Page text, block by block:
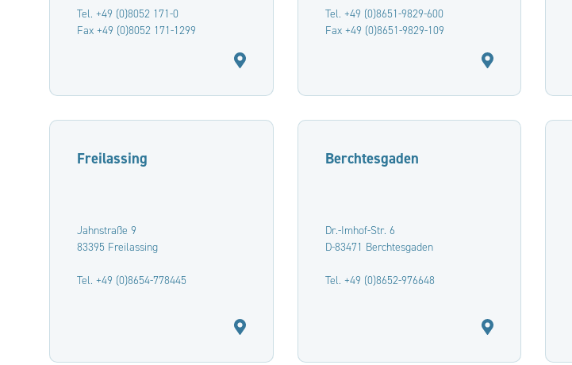
Tel. +49 (0)8052 171-0
Fax +49 (0)8052 171-1299
Tel. +49 (0)8651-9829-600
Fax +49 (0)8651-9829-109
Freilassing
Jahnstraße 9
83395 Freilassing
Tel. +49 (0)8654-778445
Berchtesgaden
Dr.-Imhof-Str. 6
D-83471 Berchtesgaden
Tel. +49 (0)8652-976648